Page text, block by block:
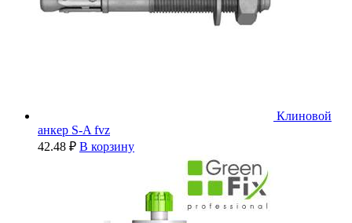
Клиновой
анкер S-A fvz
42.48 ₽ В корзину